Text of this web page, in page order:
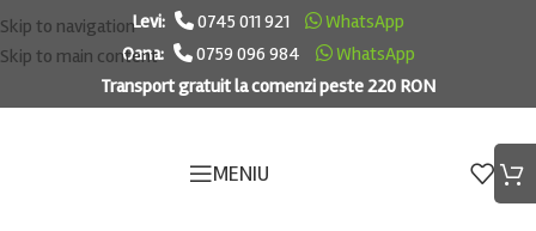
Skip to navigation
Skip to main content
Levi: 0745 011 921
WhatsApp
Oana:
0759 096 984
WhatsApp
Transport gratuit la comenzi peste 220 RON
MENIU